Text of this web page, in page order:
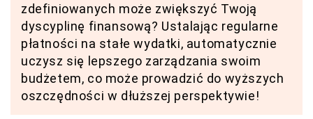
zdefiniowanych może zwiększyć Twoją
dyscyplinę finansową? Ustalając regularne
płatności na stałe wydatki, automatycznie
uczysz się lepszego zarządzania swoim
budżetem, co może prowadzić do wyższych
oszczędności w dłuższej perspektywie!